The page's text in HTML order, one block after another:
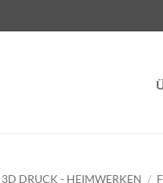
3D DRUCK - HEIMWERKEN /